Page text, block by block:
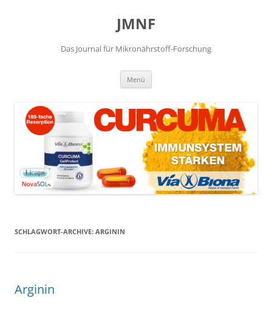
JMNF
Das Journal für Mikronährstoff-Forschung
Menü
SCHLAGWORT-ARCHIVE: ARGININ
Arginin